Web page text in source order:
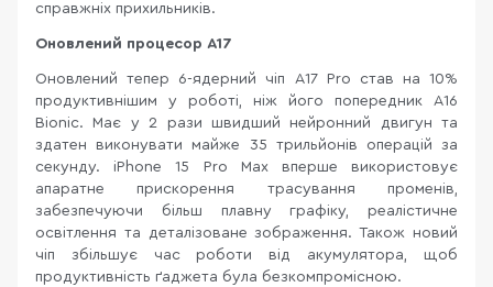
справжніх прихильників.
Оновлений процесор A17
Оновлений тепер 6-ядерний чіп A17 Pro став на 10%
продуктивнішим у роботі, ніж його попередник A16
Bionic. Має у 2 рази швидший нейронний двигун та
здатен виконувати майже 35 трильйонів операцій за
секунду. iPhone 15 Pro Max вперше використовує
апаратне прискорення трасування променів,
забезпечуючи більш плавну графіку, реалістичне
освітлення та деталізоване зображення. Також новий
чіп збільшує час роботи від акумулятора, щоб
продуктивність ґаджета була безкомпромісною.